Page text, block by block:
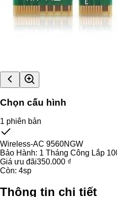
Chọn cấu hình
1 phiên bản
Wireless-AC 9560NGW
Bảo Hành: 1 Tháng Công Lắp
Giá ưu đãi350.000 ₫
Còn: 4sp
Thông tin chi tiết